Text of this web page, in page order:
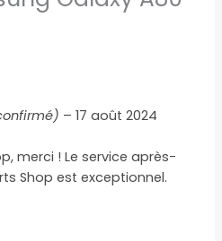
– 17 août 2024
merci ! Le service après-
Shop est exceptionnel.